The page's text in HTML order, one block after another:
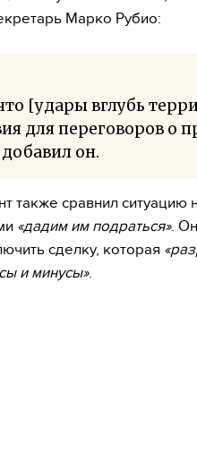
Марко Рубио:
[удары вглубь
для переговоров о
он.
также сравнил ситуацию
«дадим им подраться».
сделку, которая
и минусы».